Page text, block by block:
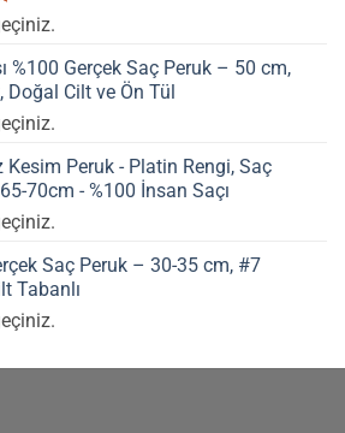
%100 Gerçek Saç Peruk – 50 cm,
Doğal Cilt ve Ön Tül
Kesim Peruk - Platin Rengi, Saç
70cm - %100 İnsan Saçı
Saç Peruk – 30-35 cm, #7
Tabanlı